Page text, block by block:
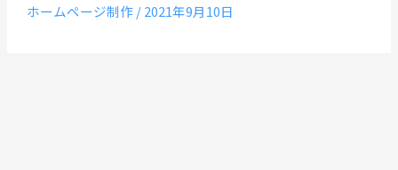
ホームページ制作/2021年9月10日